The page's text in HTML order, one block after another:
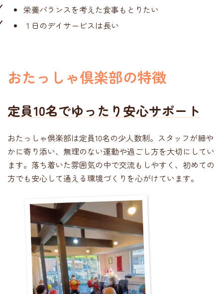
栄養バランスを考えた食事もとりたい
１日のデイサービスは長い
おたっしゃ倶楽部の特徴
定員10名でゆったり安心サポート
おたっしゃ倶楽部は定員10名の少人数制。スタッフが細や
かに寄り添い、無理のない運動や過ごし方を大切にしてい
ます。落ち着いた雰囲気の中で交流もしやすく、初めての
方でも安心して通える環境づくりを心がけています。